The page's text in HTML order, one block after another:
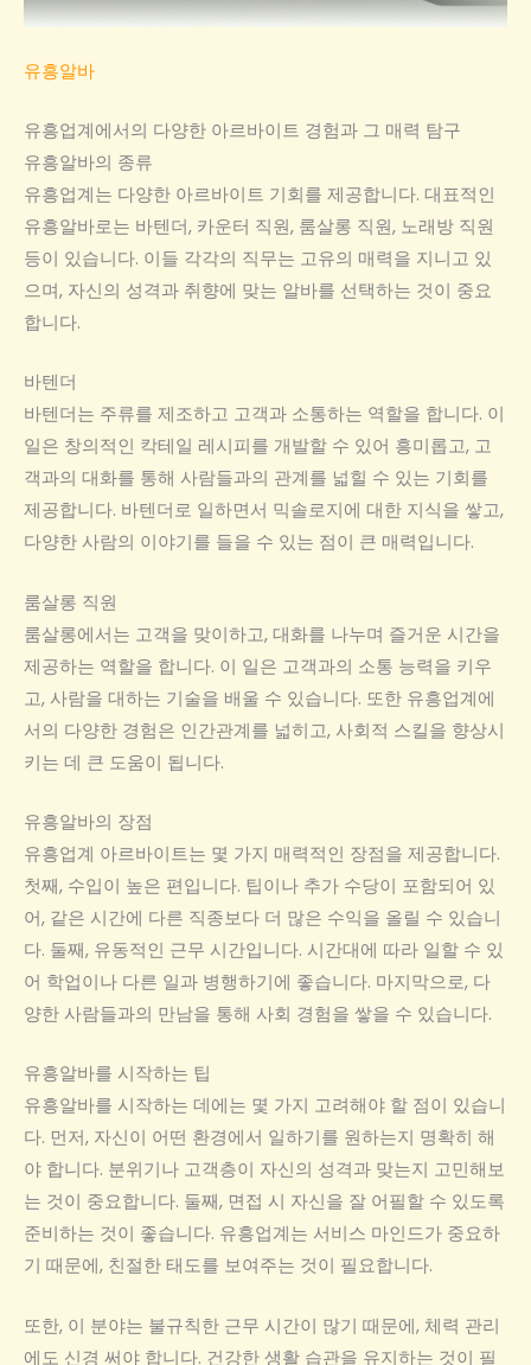
유흥알바
유흥업계에서의 다양한 아르바이트 경험과 그 매력 탐구
유흥알바의 종류
유흥업계는 다양한 아르바이트 기회를 제공합니다. 대표적인
유흥알바로는 바텐더, 카운터 직원, 룸살롱 직원, 노래방 직원
등이 있습니다. 이들 각각의 직무는 고유의 매력을 지니고 있
으며, 자신의 성격과 취향에 맞는 알바를 선택하는 것이 중요
합니다.
바텐더
바텐더는 주류를 제조하고 고객과 소통하는 역할을 합니다. 이
일은 창의적인 칵테일 레시피를 개발할 수 있어 흥미롭고, 고
객과의 대화를 통해 사람들과의 관계를 넓힐 수 있는 기회를
제공합니다. 바텐더로 일하면서 믹솔로지에 대한 지식을 쌓고,
다양한 사람의 이야기를 들을 수 있는 점이 큰 매력입니다.
룸살롱 직원
룸살롱에서는 고객을 맞이하고, 대화를 나누며 즐거운 시간을
제공하는 역할을 합니다. 이 일은 고객과의 소통 능력을 키우
고, 사람을 대하는 기술을 배울 수 있습니다. 또한 유흥업계에
서의 다양한 경험은 인간관계를 넓히고, 사회적 스킬을 향상시
키는 데 큰 도움이 됩니다.
유흥알바의 장점
유흥업계 아르바이트는 몇 가지 매력적인 장점을 제공합니다.
첫째, 수입이 높은 편입니다. 팁이나 추가 수당이 포함되어 있
어, 같은 시간에 다른 직종보다 더 많은 수익을 올릴 수 있습니
다. 둘째, 유동적인 근무 시간입니다. 시간대에 따라 일할 수 있
어 학업이나 다른 일과 병행하기에 좋습니다. 마지막으로, 다
양한 사람들과의 만남을 통해 사회 경험을 쌓을 수 있습니다.
유흥알바를 시작하는 팁
유흥알바를 시작하는 데에는 몇 가지 고려해야 할 점이 있습니
다. 먼저, 자신이 어떤 환경에서 일하기를 원하는지 명확히 해
야 합니다. 분위기나 고객층이 자신의 성격과 맞는지 고민해보
는 것이 중요합니다. 둘째, 면접 시 자신을 잘 어필할 수 있도록
준비하는 것이 좋습니다. 유흥업계는 서비스 마인드가 중요하
기 때문에, 친절한 태도를 보여주는 것이 필요합니다.
또한, 이 분야는 불규칙한 근무 시간이 많기 때문에, 체력 관리
에도 신경 써야 합니다. 건강한 생활 습관을 유지하는 것이 필